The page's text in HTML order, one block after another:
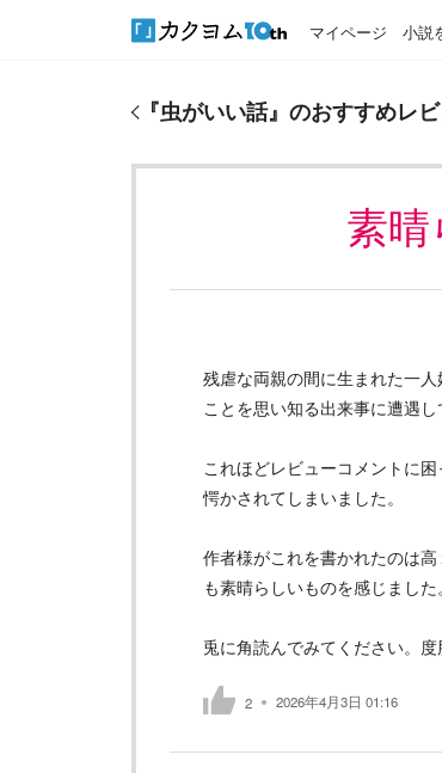
マイページ 小説
『虫がいい話』のおすすめレ
素
残虐な両親の間に生まれた一
ことを思い知る出来事に遭遇
これほどレビューコメントに
愕かされてしまいました。
作者様がこれを書かれたのは
も素晴らしいものを感じました。
兎に角読んでみてください。度
2 2026年4月3日 01:16